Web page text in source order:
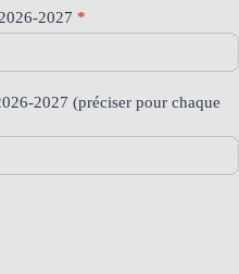
2027 *
(préciser pour chaque